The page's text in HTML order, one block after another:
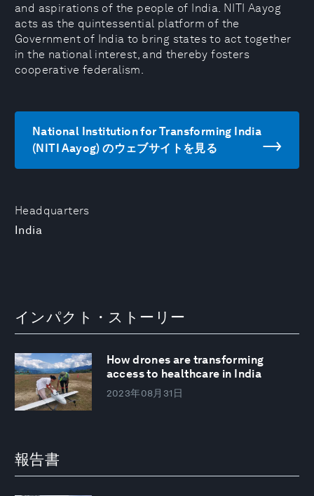
Headquarters
India
and aspirations of the people of India. NITI Aayog
acts as the quintessential platform of the
Government of India to bring states to act together
in the national interest, and thereby fosters
cooperative federalism.
National Institution for Transforming India
(NITI Aayog) のウェブサイトを見る
インパクト・ストーリー
How drones are transforming
access to healthcare in India
2023年08月31日
報告書